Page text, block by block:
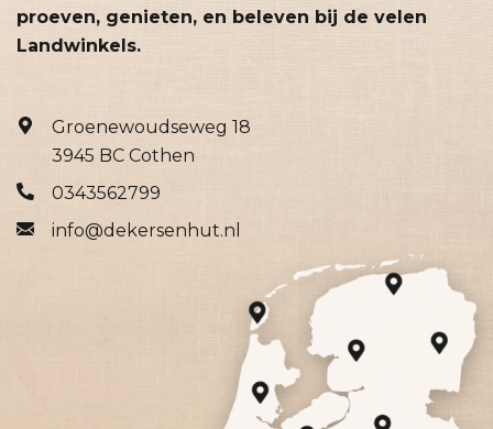
proeven, genieten, en beleven bij de velen
Landwinkels.
Groenewoudseweg 18
3945 BC Cothen
0343562799
info@dekersenhut.nl